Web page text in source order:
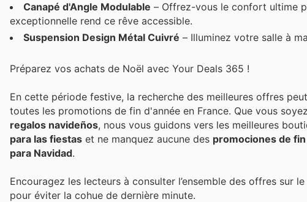
Canapé d'Angle Modulable – Offrez-vous le confort ultime
exceptionnelle rend ce rêve accessible.
Suspension Design Métal Cuivré – Illuminez votre salle à
Préparez vos achats de Noël avec Your Deals 365 !
En cette période festive, la recherche des meilleures offres
toutes les promotions de fin d'année en France. Que vous
regalos navideños, nous vous guidons vers les meilleures
para las fiestas et ne manquez aucune des promociones de
para Navidad.
Encouragez les lecteurs à consulter l’ensemble des offres sur
pour éviter la cohue de dernière minute.